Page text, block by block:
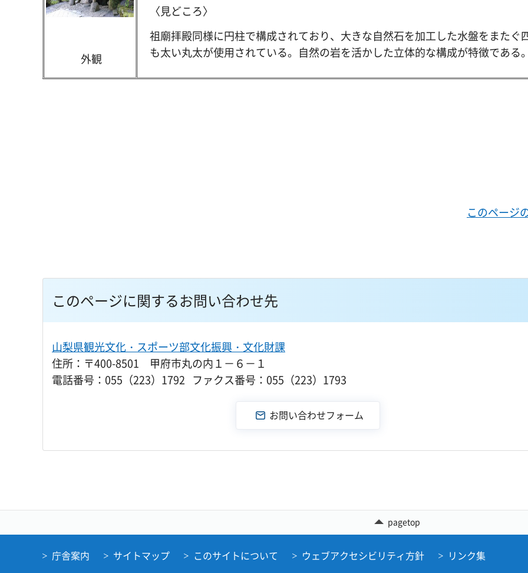
外観
〈見どころ〉
祖廟拝殿同様に円柱で構成されており、大きな自然石を加工した水盤をまたぐ
も太い丸太が使用されている。自然の岩を活かした立体的な構成が特徴である
このページ
このページに関するお問い合わせ先
山梨県観光文化・スポーツ部文化振興・文化財課
住所：〒400-8501 甲府市丸の内１－６－１
電話番号：055（223）1792 ファクス番号：055（223）1793
pagetop
庁舎案内 サイトマップ このサイトについて ウェブアクセシビリティ方針 リンク集